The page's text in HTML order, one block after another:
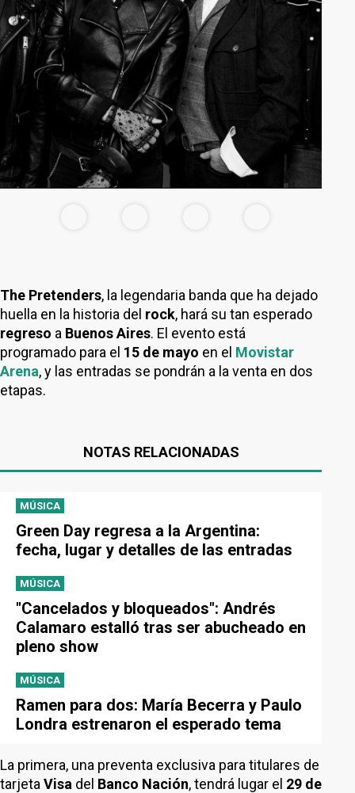
The Pretenders, la legendaria banda que ha dejado
huella en la historia del rock, hará su tan esperado
regreso a Buenos Aires. El evento está
programado para el 15 de mayo en el Movistar
Arena, y las entradas se pondrán a la venta en dos
etapas.
NOTAS RELACIONADAS
MÚSICA
Green Day regresa a la Argentina:
fecha, lugar y detalles de las entradas
MÚSICA
"Cancelados y bloqueados": Andrés
Calamaro estalló tras ser abucheado en
pleno show
MÚSICA
Ramen para dos: María Becerra y Paulo
Londra estrenaron el esperado tema
La primera, una preventa exclusiva para titulares de
tarjeta Visa del Banco Nación, tendrá lugar el 29 de